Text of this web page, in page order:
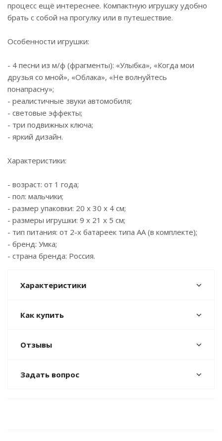
процесс ещё интереснее. Компактную игрушку удобно
брать с собой на прогулку или в путешествие.
Особенности игрушки:
- 4 песни из м/ф (фрагменты): «Улыбка», «Когда мои
друзья со мной», «Облака», «Не волнуйтесь
понапрасну»;
- реалистичные звуки автомобиля;
- световые эффекты;
- три подвижных ключа;
- яркий дизайн.
Характеристики:
- возраст: от 1 года;
- пол: мальчики;
- размер упаковки: 20 х 30 x 4 см;
- размеры игрушки: 9 x 21 х 5 см;
- тип питания: от 2-х батареек типа АА (в комплекте);
- бренд: Умка;
- страна бренда: Россия.
Характеристики
Как купить
Отзывы
Задать вопрос